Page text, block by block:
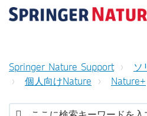
Springer Nature Support
ソ
個人向けNature
Nature+